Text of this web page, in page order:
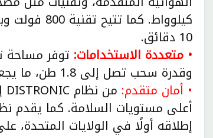
10 دقائق.
• متعددة الاستخدامات:
وقدرة سحب تصل إلى 1.8 طن، ما يجعلها مثالية لمختلف الاستخدامات.
• أمان متقدم:
إطلاقه أولًا في الولايات المتحدة،